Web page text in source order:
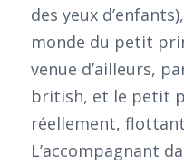
des yeux
monde du petit
venue d’ailleurs,
british, et le petit
réellement,
L’accompagnant